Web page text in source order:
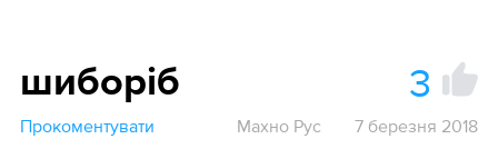
шиборіб 3
Прокоментувати Махно Рус 7 березня 2018